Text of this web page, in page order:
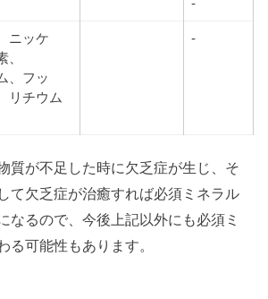
-
ニッケ
、
、フッ
リチウム
-
質が不足した時に欠乏症が生じ、そ
て欠乏症が治癒すれば必須ミネラル
なるので、今後上記以外にも必須ミ
る可能性もあります。